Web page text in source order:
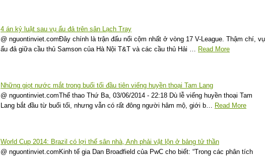
4 án kỷ luật sau vụ ẩu đả trên sân Lạch Tray
@ nguontinviet.comĐây chính là trận đấu nổi cộm nhất ở vòng 17 V-League. Thậm chí, vụ
ẩu đả giữa cầu thủ Samson của Hà Nội T&T và các cầu thủ Hải …
Read More
Những giọt nước mắt trong buổi tối đầu tiên viếng huyền thoại Tam Lang
@ nguontinviet.comThể thao Thứ Ba, 03/06/2014 - 22:18 Dù lễ viếng huyền thoại Tam
Lang bắt đầu từ buổi tối, nhưng vẫn có rất đông người hâm mộ, giới b…
Read More
World Cup 2014: Brazil có lợi thế sân nhà, Anh phải vật lộn ở bảng tử thần
@ nguontinviet.comKinh tế gia Dan Broadfield của PwC cho biết: “Trong các phân tích